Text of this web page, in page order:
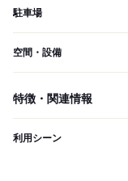
駐車場
空間・設備
特徴・関連情報
利用シーン